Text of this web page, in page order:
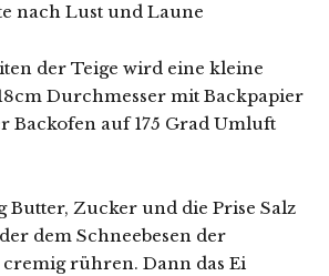
nach Lust und Laune
der Teige wird eine kleine
Durchmesser mit Backpapier
Backofen auf 175 Grad Umluft
Butter, Zucker und die Prise Salz
dem Schneebesen der
rühren. Dann das Ei